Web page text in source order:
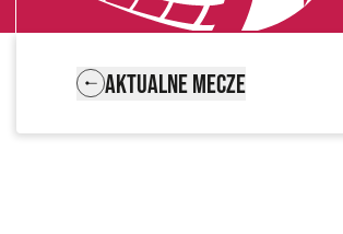
AKTUALNE MECZE